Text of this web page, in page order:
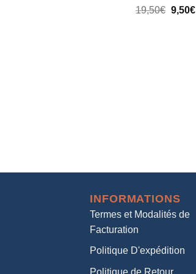
19,50€ 9,50€
INFORMATIONS
Termes et Modalités de
Facturation
Politique D'expédition
Politique de Retour